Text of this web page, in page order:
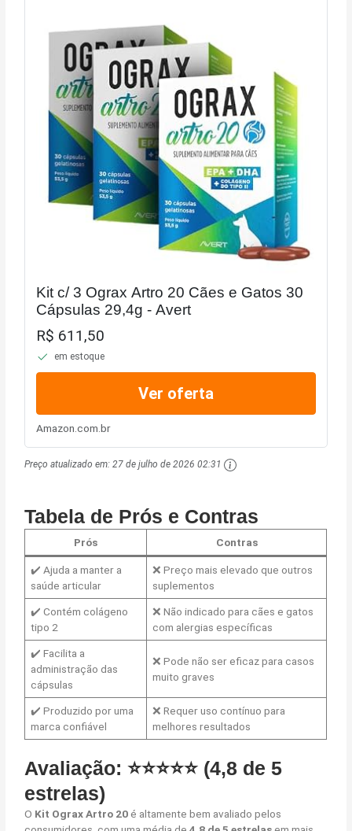
Kit c/ 3 Ograx Artro 20 Cães e Gatos 30
Cápsulas 29,4g - Avert
R$ 611,50
em estoque
Ver oferta
Amazon.com.br
Preço atualizado em:27 de julho de 2026 02:31
Tabela de Prós e Contras
Prós Contras
✔️ Ajuda a manter a
saúde articular
❌ Preço mais elevado que outros
suplementos
✔️ Contém colágeno
tipo 2
❌ Não indicado para cães e gatos
com alergias específicas
✔️ Facilita a
administração das
cápsulas
❌ Pode não ser eficaz para casos
muito graves
✔️ Produzido por uma
marca confiável
❌ Requer uso contínuo para
melhores resultados
Avaliação: ⭐⭐⭐⭐⭐ (4,8 de 5
estrelas)
O Kit Ograx Artro 20é altamente bem avaliado pelos